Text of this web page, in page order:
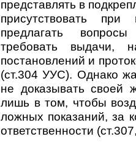
представлять в
присутствовать при
предлагать
требовать выдачи,
постановлений и
(ст.304 УУС). Однако
не доказывать своей
лишь в том, чтобы
ложных показаний, за
ответственности